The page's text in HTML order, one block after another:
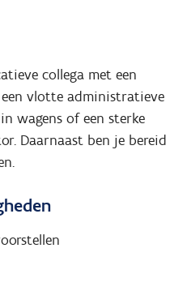
collega met een
vlotte administratieve
wagens of een sterke
Daarnaast ben je bereid